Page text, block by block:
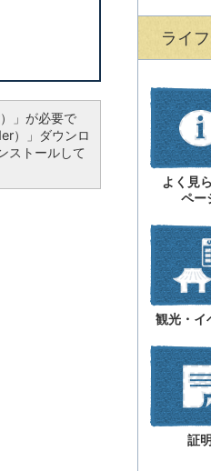
」が必要で
）」ダウンロ
ストールして
ライ
よく見
ペー
観光・イ
証明